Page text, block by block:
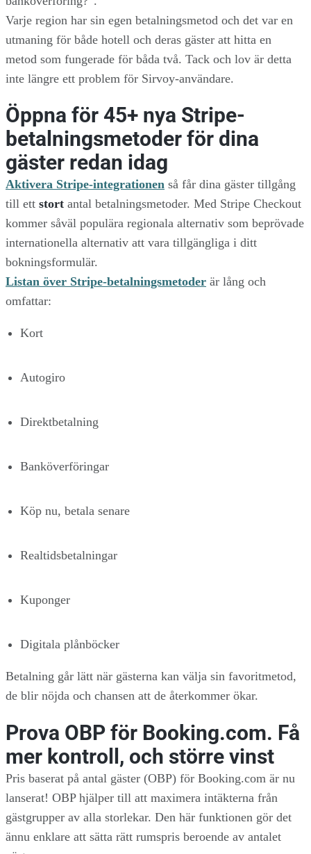
Varje region har sin egen betalningsmetod och det var en
utmaning för både hotell och deras gäster att hitta en
metod som fungerade för båda två. Tack och lov är detta
inte längre ett problem för Sirvoy-användare.
Öppna för 45+ nya Stripe-
betalningsmetoder för dina
gäster redan idag
Aktivera Stripe-integrationen så får dina gäster tillgång
till ett stort antal betalningsmetoder. Med Stripe Checkout
kommer såväl populära regionala alternativ som beprövade
internationella alternativ att vara tillgängliga i ditt
bokningsformulär.
Listan över Stripe-betalningsmetoder är lång och
omfattar:
Kort
Autogiro
Direktbetalning
Banköverföringar
Köp nu, betala senare
Realtidsbetalningar
Kuponger
Digitala plånböcker
Betalning går lätt när gästerna kan välja sin favoritmetod,
de blir nöjda och chansen att de återkommer ökar.
Prova OBP för Booking.com. Få
mer kontroll, och större vinst
Pris baserat på antal gäster (OBP) för Booking.com är nu
lanserat! OBP hjälper till att maximera intäkterna från
gästgrupper av alla storlekar. Den här funktionen gör det
ännu enklare att sätta rätt rumspris beroende av antalet